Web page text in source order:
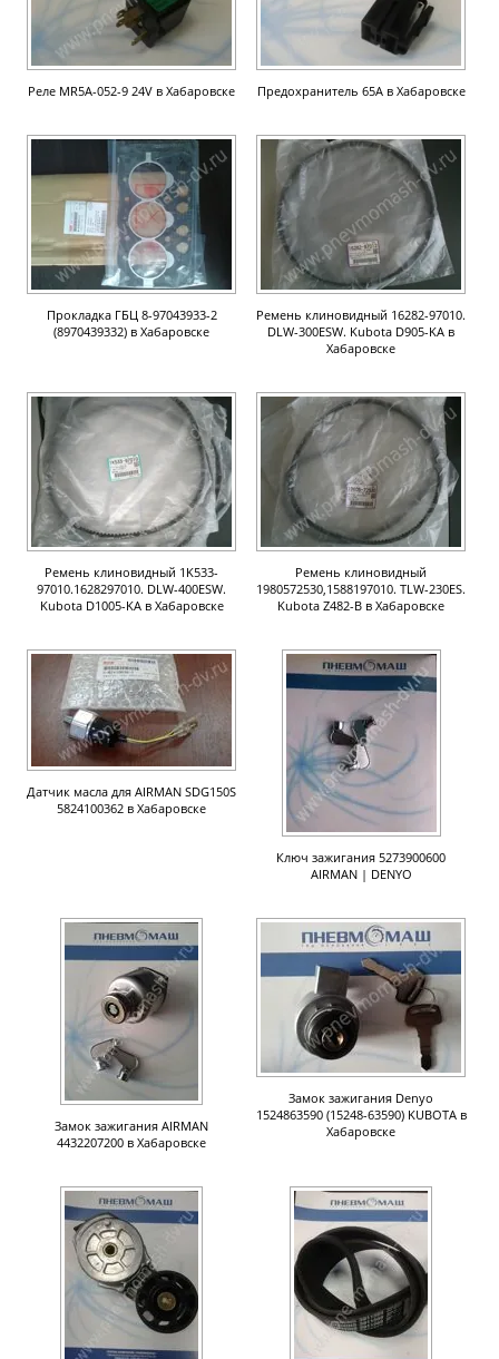
Реле MR5A-052-9 24V в Хабаровске Предохранитель 65А в Хабаровске
Прокладка ГБЦ 8-97043933-2
(8970439332) в Хабаровске
Ремень клиновидный 16282-97010.
DLW-300ESW. Kubota D905-KA в
Хабаровске
Ремень клиновидный 1K533-
97010.1628297010. DLW-400ESW.
Kubota D1005-KA в Хабаровске
Ремень клиновидный
1980572530,1588197010. TLW-230ES.
Kubota Z482-B в Хабаровске
Датчик масла для AIRMAN SDG150S
5824100362 в Хабаровске
Ключ зажигания 5273900600
AIRMAN | DENYO
Замок зажигания AIRMAN
4432207200 в Хабаровске
Замок зажигания Denyo
1524863590 (15248-63590) KUBOTA в
Хабаровске